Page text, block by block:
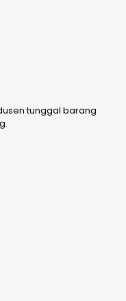
tunggal barang